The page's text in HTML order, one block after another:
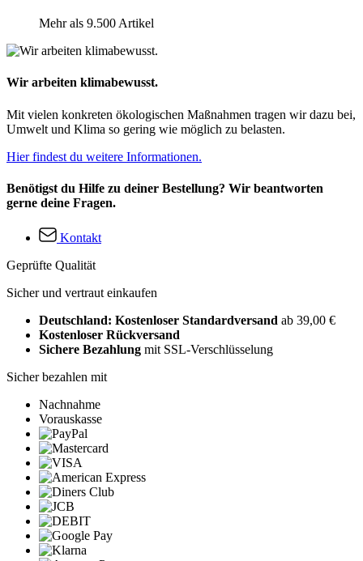
Mehr als 9.500 Artikel
Wir arbeiten klimabewusst.
Mit vielen konkreten ökologischen Maßnahmen tragen wir dazu bei,
Umwelt und Klima so gering wie möglich zu belasten.
Hier findest du weitere Informationen.
Benötigst du Hilfe zu deiner Bestellung? Wir beantworten
gerne deine Fragen.
Kontakt
Geprüfte Qualität
Sicher und vertraut einkaufen
Deutschland: Kostenloser Standardversand ab 39,00 €
Kostenloser Rückversand
Sichere Bezahlung mit SSL-Verschlüsselung
Sicher bezahlen mit
Nachnahme
Vorauskasse